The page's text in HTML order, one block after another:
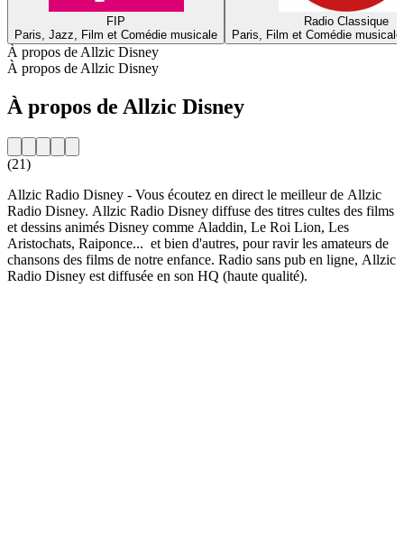
FIP
Paris, Jazz, Film et Comédie musicale
Radio Classique
Paris, Film et Comédie
À propos de Allzic Disney
À propos de Allzic Disney
À propos de Allzic Disney
(21)
Allzic Radio Disney - Vous écoutez en direct le meilleur de Allzic
Radio Disney. Allzic Radio Disney diffuse des titres cultes des films
et dessins animés Disney comme Aladdin, Le Roi Lion, Les
Aristochats, Raiponce... et bien d'autres, pour ravir les amateurs de
chansons des films de notre enfance. Radio sans pub en ligne, Allzic
Radio Disney est diffusée en son HQ (haute qualité).